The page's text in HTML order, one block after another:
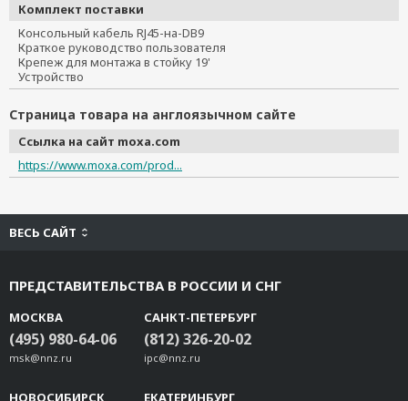
Комплект поставки
Консольный кабель RJ45-на-DB9
Краткое руководство пользователя
Крепеж для монтажа в стойку 19'
Устройство
Страница товара на англоязычном сайте
Ссылка на сайт moxa.com
https://www.moxa.com/prod...
ВЕСЬ САЙТ
ПРЕДСТАВИТЕЛЬСТВА В РОССИИ И СНГ
МОСКВА
(495) 980-64-06
msk@nnz.ru
САНКТ-ПЕТЕРБУРГ
(812) 326-20-02
ipc@nnz.ru
НОВОСИБИРСК ЕКАТЕРИНБУРГ